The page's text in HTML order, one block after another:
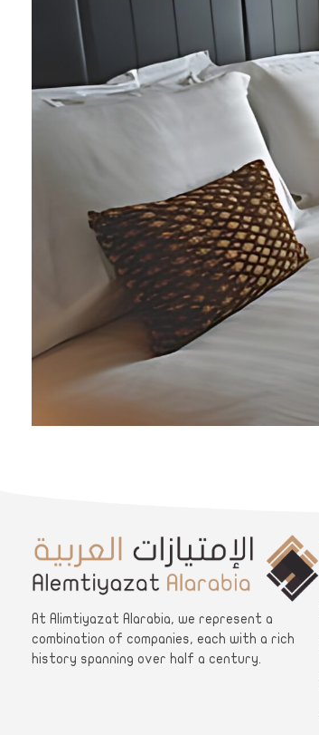
A
limtiyazat Alarabia
في الامتيازات العربية، نحن نمثل مجموعة من الشركات، تتمتع كل منها بتاريخ غني يمتد لأكثر من نصف قرن.
At Alimtiyazat Alarabia, we represent a
combination of companies, each with a rich
history spanning over half a century.